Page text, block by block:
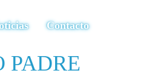
Contacto
PADRE